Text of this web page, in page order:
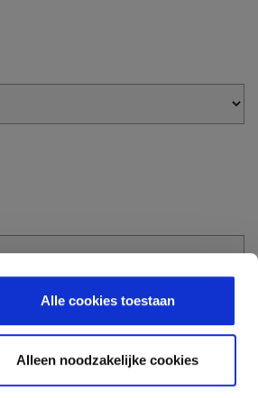
Alle cookies toestaan
Alleen noodzakelijke cookies